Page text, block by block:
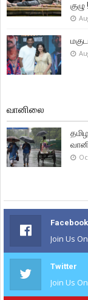
குழு !
வானிலை
Facebook
Join Us
Twitter
Join Us